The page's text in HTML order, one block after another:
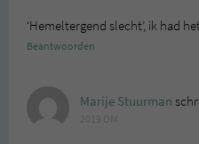
‘Hemeltergend slecht’, ik had
Beantwoorden
Marije Stuurman